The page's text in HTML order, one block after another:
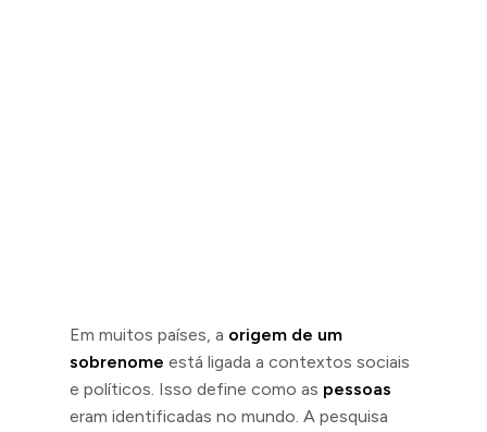
Em muitos países, a origem de um
sobrenome está ligada a contextos sociais
e políticos. Isso define como as pessoas
eram identificadas no mundo. A pesquisa